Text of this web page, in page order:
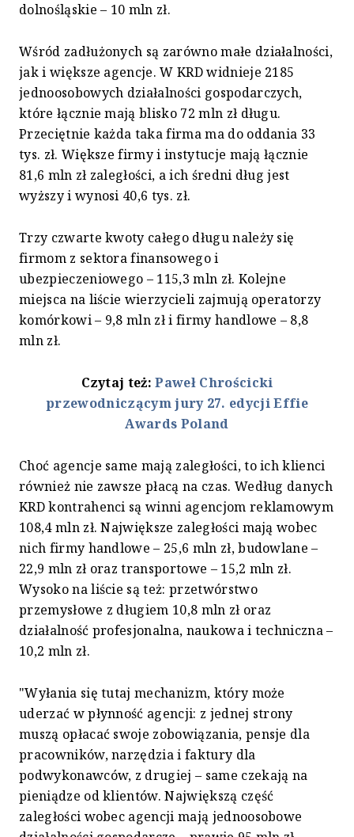
dolnośląskie – 10 mln zł.
Wśród zadłużonych są zarówno małe działalności,
jak i większe agencje. W KRD widnieje 2185
jednoosobowych działalności gospodarczych,
które łącznie mają blisko 72 mln zł długu.
Przeciętnie każda taka firma ma do oddania 33
tys. zł. Większe firmy i instytucje mają łącznie
81,6 mln zł zaległości, a ich średni dług jest
wyższy i wynosi 40,6 tys. zł.
Trzy czwarte kwoty całego długu należy się
firmom z sektora finansowego i
ubezpieczeniowego – 115,3 mln zł. Kolejne
miejsca na liście wierzycieli zajmują operatorzy
komórkowi – 9,8 mln zł i firmy handlowe – 8,8
mln zł.
Czytaj też:Paweł Chrościcki
przewodniczącym jury 27. edycji Effie
Awards Poland
Choć agencje same mają zaległości, to ich klienci
również nie zawsze płacą na czas. Według danych
KRD kontrahenci są winni agencjom reklamowym
108,4 mln zł. Największe zaległości mają wobec
nich firmy handlowe – 25,6 mln zł, budowlane –
22,9 mln zł oraz transportowe – 15,2 mln zł.
Wysoko na liście są też: przetwórstwo
przemysłowe z długiem 10,8 mln zł oraz
działalność profesjonalna, naukowa i techniczna –
10,2 mln zł.
"Wyłania się tutaj mechanizm, który może
uderzać w płynność agencji: z jednej strony
muszą opłacać swoje zobowiązania, pensje dla
pracowników, narzędzia i faktury dla
podwykonawców, z drugiej – same czekają na
pieniądze od klientów. Największą część
zaległości wobec agencji mają jednoosobowe